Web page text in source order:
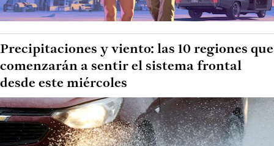
Precipitaciones y viento: las 10 regiones que
comenzarán a sentir el sistema frontal
desde este miércoles